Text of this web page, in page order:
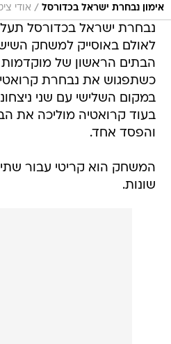
אימון נבחרת ישראל בכדורסל / אודי
לאולם באוסייק למשחק
כשתפגוש את נבחרת
במקום השלישי עם שני
בעוד קרואטיה מוליכה את
והפסד אחד.
המשחק הוא קריטי עבור
שונות.